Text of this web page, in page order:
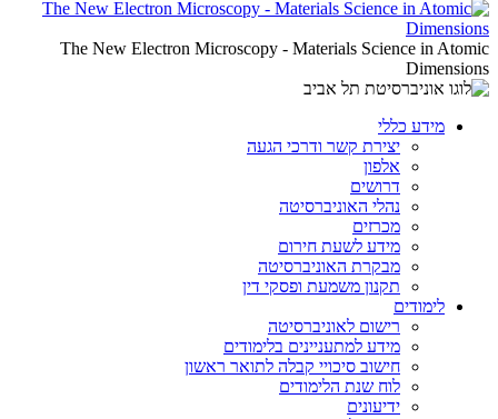
The New Electron Microscopy - Materials Science in Atomic
Dimensions
מידע כללי
יצירת קשר ודרכי הגעה
אלפון
דרושים
נהלי האוניברסיטה
מכרזים
מידע לשעת חירום
מבקרת האוניברסיטה
תקנון משמעת ופסקי דין
לימודים
רישום לאוניברסיטה
מידע למתעניינים בלימודים
חישוב סיכויי קבלה לתואר ראשון
לוח שנת הלימודים
ידיעונים